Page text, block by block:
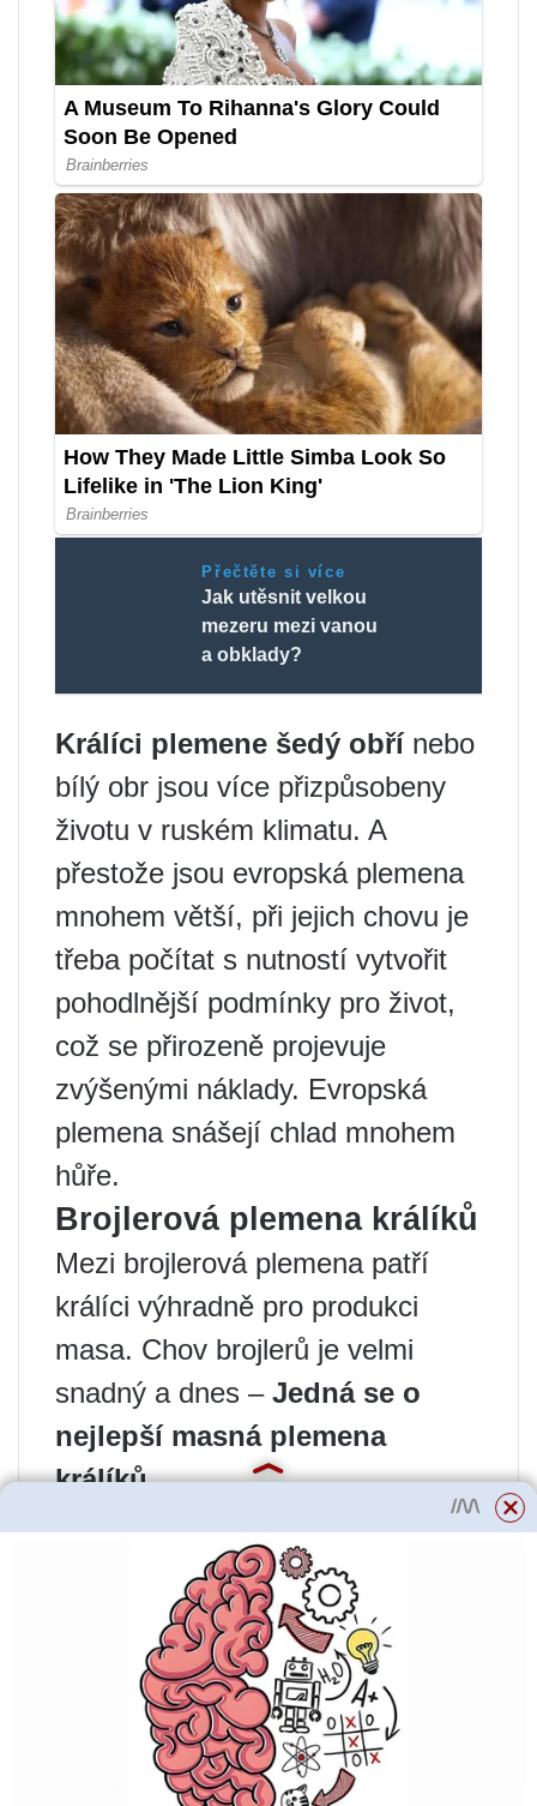
Přečtěte si více
Jak utěsnit velkou
mezeru mezi vanou
a obklady?
Králíci plemene šedý obřínebo
bílý obr jsou více přizpůsobeny
životu v ruském klimatu. A
přestože jsou evropská plemena
mnohem větší, při jejich chovu je
třeba počítat s nutností vytvořit
pohodlnější podmínky pro život,
což se přirozeně projevuje
zvýšenými náklady. Evropská
plemena snášejí chlad mnohem
hůře.
Brojlerová plemena králíků
Mezi brojlerová plemena patří
králíci výhradně pro produkci
masa. Chov brojlerů je velmi
snadný a dnes – Jedná se o
nejlepší masná plemena
králíků.
Novozélandské plemeno (bílé a
červené). Toto plemeno bylo
vychováno křížením flanderského
obra s belgickým zajícem. Barva
– bílá a červená. Zástupci tohoto